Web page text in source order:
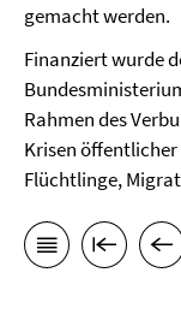
gemacht werden.
Finanziert wurde
Rahmen des
Krisen
Flüchtlinge,